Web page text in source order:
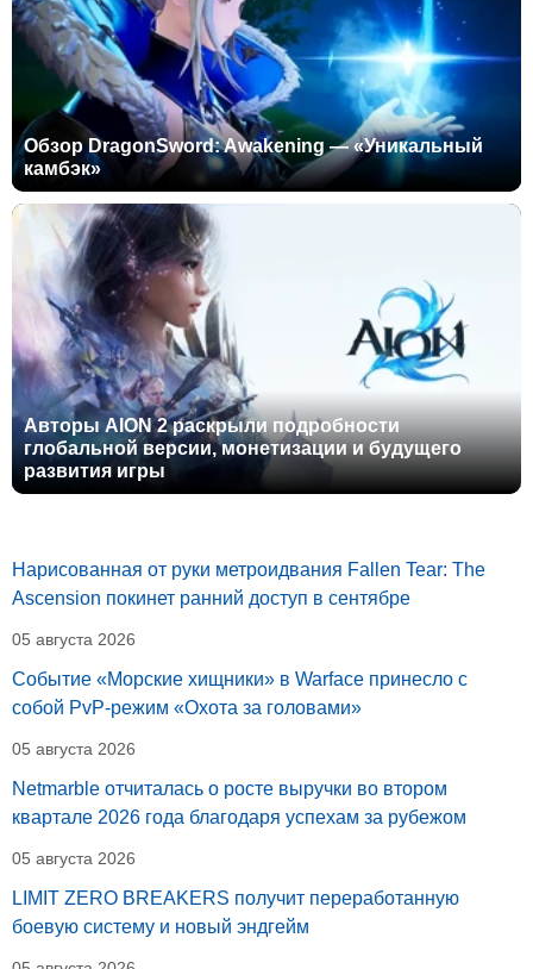
Обзор DragonSword: Awakening — «Уникальный
камбэк»
Авторы AION 2 раскрыли подробности
глобальной версии, монетизации и будущего
развития игры
Нарисованная от руки метроидвания Fallen Tear: The
Ascension покинет ранний доступ в сентябре
05 августа 2026
Событие «Морские хищники» в Warface принесло с
собой PvP-режим «Охота за головами»
05 августа 2026
Netmarble отчиталась о росте выручки во втором
квартале 2026 года благодаря успехам за рубежом
05 августа 2026
LIMIT ZERO BREAKERS получит переработанную
боевую систему и новый эндгейм